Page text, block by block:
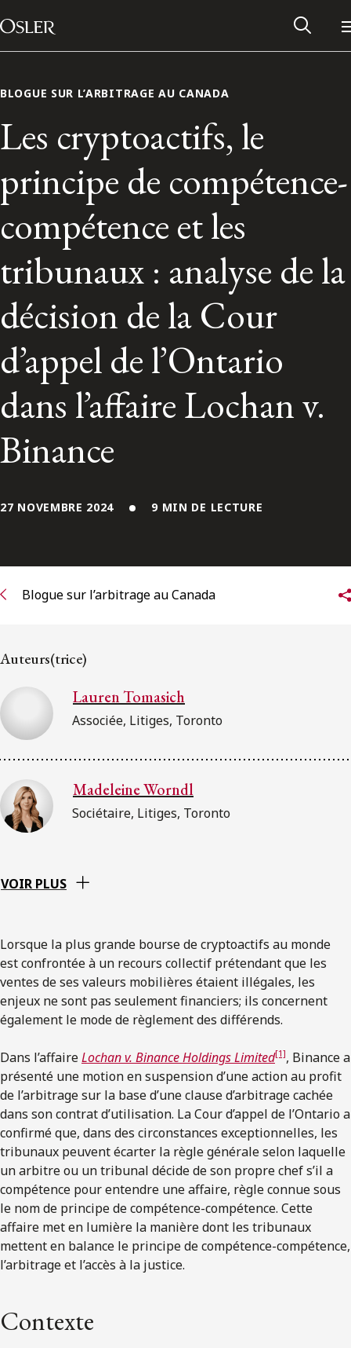
Passer au contenu
Main Navigation
Contactez-nous
ENGLISH
S’abonner aux articles Osler
S’abonner
BLOGUE SUR L’ARBITRAGE AU CANADA
Les cryptoactifs, le
principe de compétence-
compétence et les
tribunaux : analyse de la
décision de la Cour
d’appel de l’Ontario
dans l’affaire Lochan v.
Binance
27 NOVEMBRE 2024 9 MIN DE LECTURE
Blogue sur l’arbitrage au Canada
Auteurs(trice)
Lauren Tomasich
Associée, Litiges, Toronto
Madeleine Worndl
Sociétaire, Litiges, Toronto
VOIR PLUS
Lorsque la plus grande bourse de cryptoactifs au monde
est confrontée à un recours collectif prétendant que les
ventes de ses valeurs mobilières étaient illégales, les
enjeux ne sont pas seulement financiers; ils concernent
également le mode de règlement des différends.
Dans l’affaireLochan v. Binance Holdings Limited[1], Binance a
présenté une motion en suspension d’une action au profit
de l’arbitrage sur la base d’une clause d’arbitrage cachée
dans son contrat d’utilisation. La Cour d’appel de l’Ontario a
confirmé que, dans des circonstances exceptionnelles, les
tribunaux peuvent écarter la règle générale selon laquelle
un arbitre ou un tribunal décide de son propre chef s’il a
compétence pour entendre une affaire, règle connue sous
le nom de principe de compétence-compétence. Cette
affaire met en lumière la manière dont les tribunaux
mettent en balance le principe de compétence-compétence,
l’arbitrage et l’accès à la justice.
Contexte